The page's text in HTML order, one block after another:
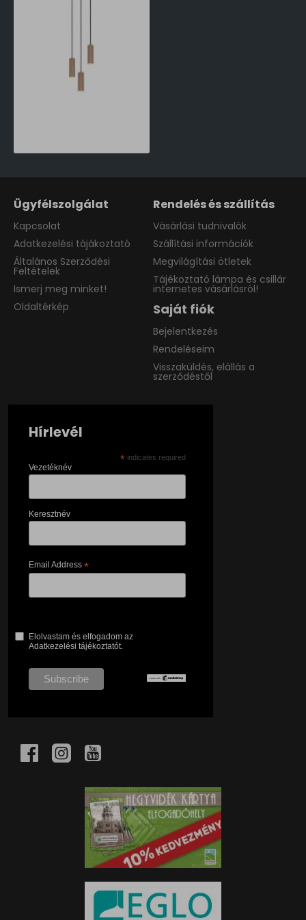
Ügyfélszolgálat
Kapcsolat
Adatkezelési tájákoztató
Általános Szerződési
Feltételek
Ismerj meg minket!
Oldaltérkép
Rendelés és szállítás
Vásárlási tudnivalók
Szállítási információk
Megvilágítási ötletek
Tájékoztató lámpa és csillár
internetes vásárlásról!
Saját fiók
Bejelentkezés
Rendeléseim
Visszaküldés, elállás a
szerződéstől
Hírlevél
* indicates required
Vezetéknév
Keresztnév
Email Address *
Elolvastam és elfogadom az
Adatkezelési tájékoztatót.